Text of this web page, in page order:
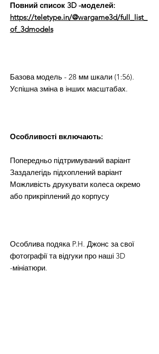
Повний список 3D -моделей:
https://teletype.in/@wargame3d/full_list_
of_3dmodels
Базова модель - 28 мм шкали (1:56).
Успішна зміна в інших масштабах.
Особливості включають:
Попередньо підтримуваний варіант
Заздалегідь підхоплений варіант
Можливість друкувати колеса окремо
або прикріплений до корпусу
Особлива подяка P.H. Джонс за свої
фотографії та відгуки про наші 3D
-мініатюри.